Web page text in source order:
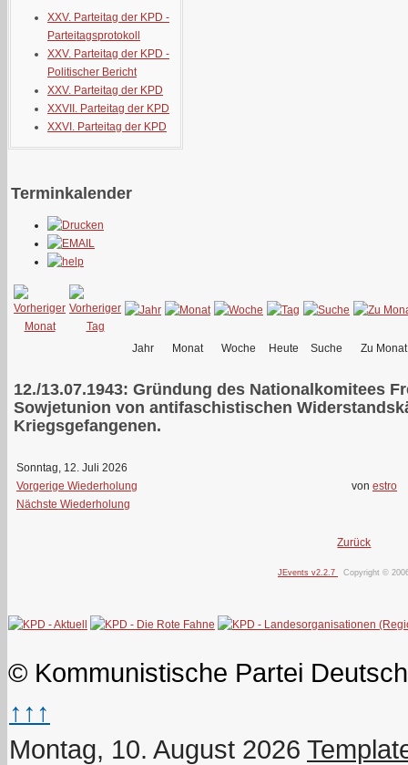
XXV. Parteitag der KPD -
Parteitagsprotokoll
XXV. Parteitag der KPD -
Politischer Bericht
XXV. Parteitag der KPD
XXVII. Parteitag der KPD
XXVI. Parteitag der KPD
Terminkalender
Jahr Monat Woche Heute Suche Zu Monat
12./13.07.1943: Gründung des Nationalkomitees
Sowjetunion von antifaschistischen
Kriegsgefangenen.
Sonntag, 12. Juli 2026
Vorgerige Wiederholung
Nächste Wiederholung
von estro
Zurück
JEvents v2.2.7 Copyright ©
© Kommunistische Partei
↑↑↑
Montag, 10. August 2026